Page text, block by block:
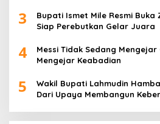
3
Bupati Ismet Mile Resmi Buka
Siap Perebutkan Gelar Juara
4
Messi Tidak Sedang
Mengejar Keabadian
5
Wakil Bupati Lahmudin
Dari Upaya Membangun